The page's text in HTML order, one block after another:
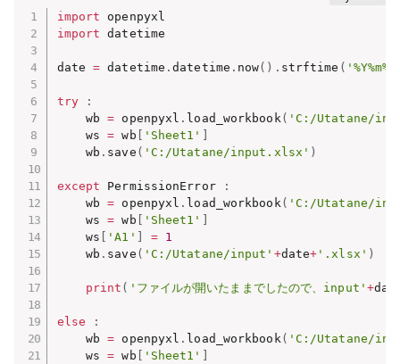
import
import datetime
date = datetime .datetime . now( ) . strftime (
try
:
    wb
= openpyxl . load_workbook ( 'C:/Utatane/
    ws
= wb 'Sheet1'
    wb
. save ( 'C:/Utatane/input.xlsx' )
except PermissionError
:
    wb
= openpyxl . load_workbook ( 'C:/Utatane/
    ws
= wb 'Sheet1'
    ws
'A1' =
1
    wb
. save ( 'C:/Utatane/input' +date+ '.xlsx' )
print ( 'ファイルが開いたままでしたので、input' +
else
:
    wb
= openpyxl . load_workbook ( 'C:/Utatane/
    ws
= wb 'Sheet1'